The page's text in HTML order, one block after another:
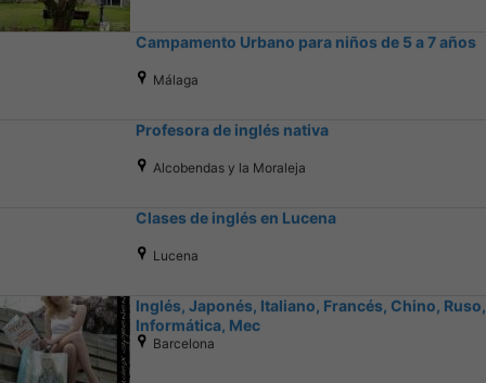
Campamento Urbano para niños de 5 a 7 años
Málaga
Profesora de inglés nativa
Alcobendas y la Moraleja
Clases de inglés en Lucena
Lucena
Inglés, Japonés, Italiano, Francés, Chino, Ruso,
Informática, Mec
Barcelona